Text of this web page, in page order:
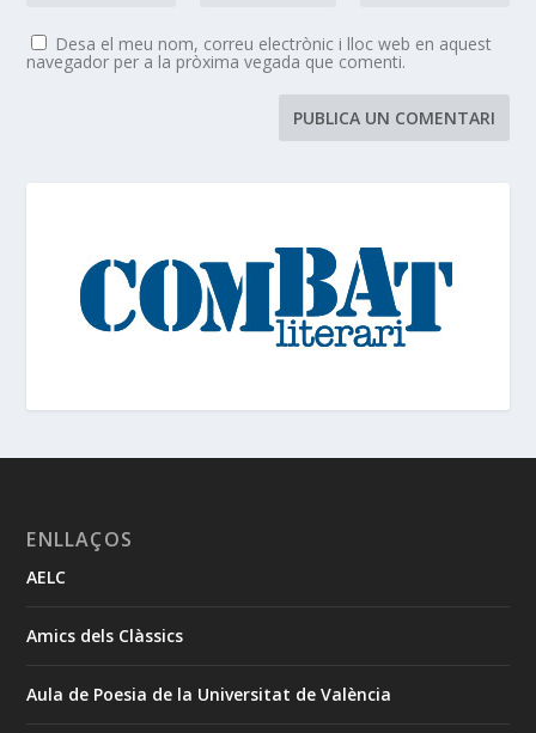
Desa el meu nom, correu electrònic i lloc web en aquest
navegador per a la pròxima vegada que comenti.
ENLLAÇOS
AELC
Amics dels Clàssics
Aula de Poesia de la Universitat de València